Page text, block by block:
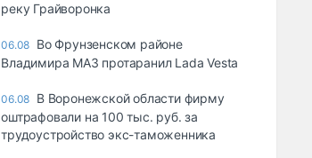
реку Грайворонка
06.08 Во Фрунзенском районе
Владимира МАЗ протаранил Lada Vesta
06.08 В Воронежской области фирму
оштрафовали на 100 тыс. руб. за
трудоустройство экс-таможенника